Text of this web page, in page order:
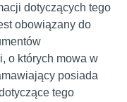
dotyczących tego
obowiązany do
o których mowa w
posiada
tego